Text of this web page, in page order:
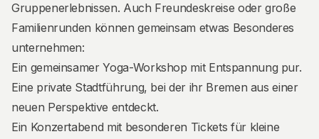
Gruppenerlebnissen. Auch Freundeskreise oder große
Familienrunden können gemeinsam etwas Besonderes
unternehmen:
Ein gemeinsamer Yoga-Workshop mit Entspannung pur.
Eine private Stadtführung, bei der ihr Bremen aus einer
neuen Perspektive entdeckt.
Ein Konzertabend mit besonderen Tickets für kleine